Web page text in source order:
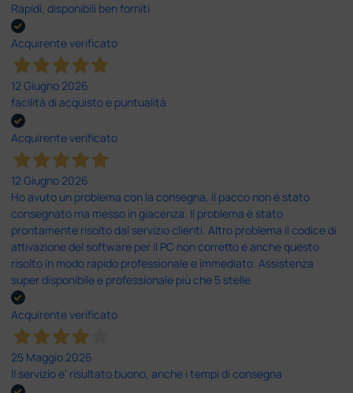
Rapidi, disponibili ben forniti
Acquirente verificato
12 Giugno 2026
facilità di acquisto e puntualità
Acquirente verificato
12 Giugno 2026
Ho avuto un problema con la consegna, il pacco non è stato
consegnato ma messo in giacenza. Il problema è stato
prontamente risolto dal servizio clienti. Altro problema il codice di
attivazione del software per il PC non corretto e anche questo
risolto in modo rapido professionale e immediato. Assistenza
super disponibile e professionale più che 5 stelle
Acquirente verificato
25 Maggio 2026
Il servizio e’ risultato buono, anche i tempi di consegna